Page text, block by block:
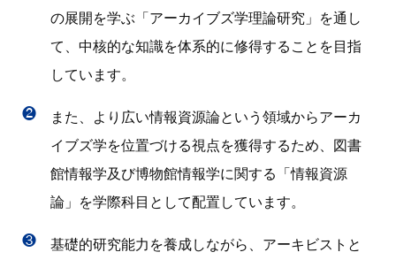
の展開を学ぶ「アーカイブズ学理論研究」を通し
て、中核的な知識を体系的に修得することを目指
しています。
❷
また、より広い情報資源論という領域からアーカ
イブズ学を位置づける視点を獲得するため、図書
館情報学及び博物館情報学に関する「情報資源
論」を学際科目として配置しています。
❸
基礎的研究能力を養成しながら、アーキビストと